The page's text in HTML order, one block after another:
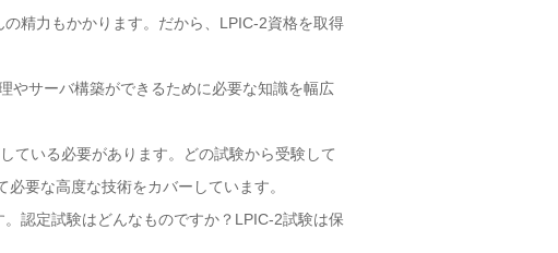
精力もかかります。だから、LPIC-2資格を取得
やサーバ構築ができるために必要な知識を幅広
ている必要があります。どの試験から受験して
要な高度な技術をカバーしています。
認定試験はどんなものですか？LPIC-2試験は保